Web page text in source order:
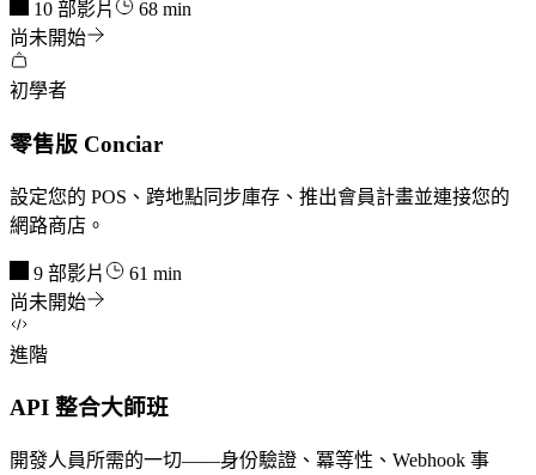
10 部影片
68 min
尚未開始
初學者
零售版 Conciar
設定您的 POS、跨地點同步庫存、推出會員計畫並連接您的
網路商店。
9 部影片
61 min
尚未開始
進階
API 整合大師班
開發人員所需的一切——身份驗證、冪等性、Webhook 事